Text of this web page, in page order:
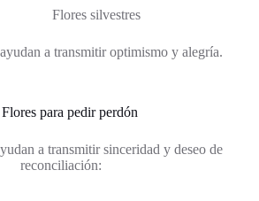
Flores silvestres
a transmitir optimismo y alegría.
para pedir perdón
a transmitir sinceridad y deseo de
reconciliación: